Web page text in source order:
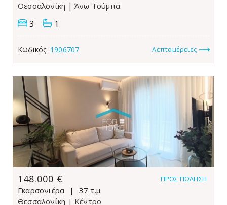
Θεσσαλονίκη | Άνω Τούμπα
3 1
Κωδικός: 1906707 Λεπτομέρειες
148.000 € ΠΡΟΣ ΠΏΛΗΣΗ
Γκαρσονιέρα
37 τ.μ.
Θεσσαλονίκη | Κέντρο